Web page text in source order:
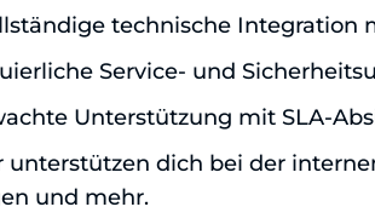
technische Integration
Service- und
Unterstützung mit SLA-
unterstützen dich bei der
und mehr.